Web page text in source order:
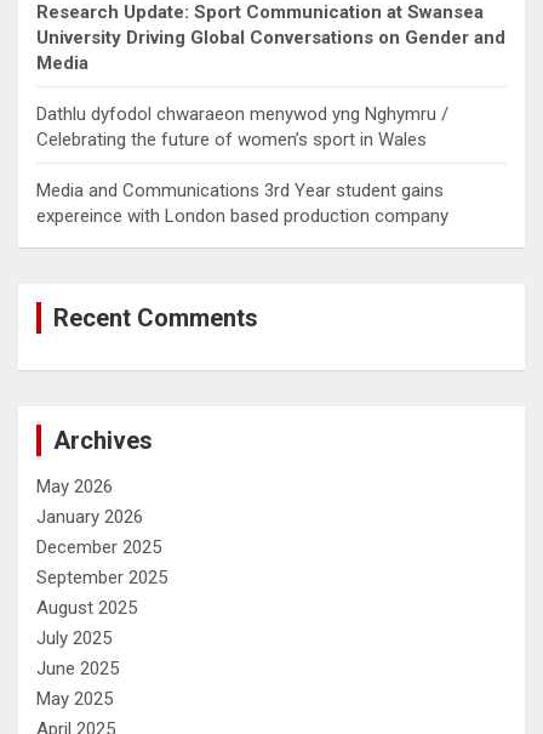
Research Update: Sport Communication at Swansea
University Driving Global Conversations on Gender and
Media
Dathlu dyfodol chwaraeon menywod yng Nghymru /
Celebrating the future of women’s sport in Wales
Media and Communications 3rd Year student gains
expereince with London based production company
Recent Comments
Archives
May 2026
January 2026
December 2025
September 2025
August 2025
July 2025
June 2025
May 2025
April 2025